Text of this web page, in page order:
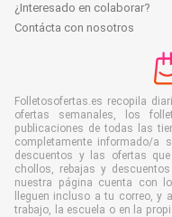
¿Interesado en colaborar?
Contácta con nosotros
Folletosofertas.es recopila
ofertas semanales, los
publicaciones de todas las
completamente informado/a
descuentos y las ofertas
chollos, rebajas y
nuestra página cuenta con
lleguen incluso a tu correo, y
trabajo, la escuela o en la